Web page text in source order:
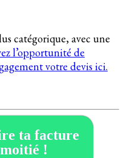
catégorique, avec une
l’opportunité de
votre devis ici.
ta facture
!